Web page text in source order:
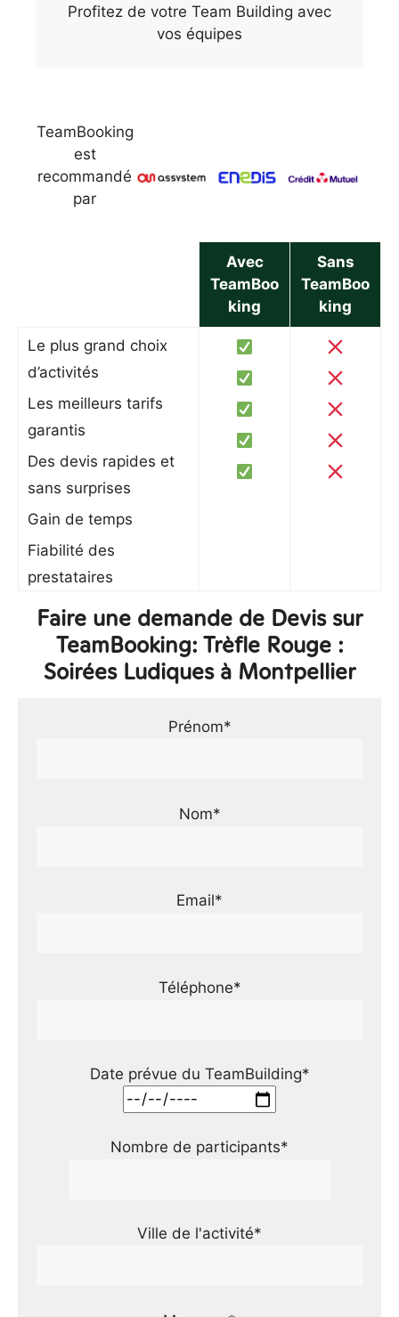
Profitez de votre Team Building avec
vos équipes
TeamBooking
est
recommandé
par
Avec
TeamBoo
king
Sans
TeamBoo
king
Le plus grand choix
d’activités
Les meilleurs tarifs
garantis
Des devis rapides et
sans surprises
Gain de temps
Fiabilité des
prestataires
Faire une demande de Devis sur
TeamBooking: Trèfle Rouge :
Soirées Ludiques à Montpellier
Prénom*
Nom*
Email*
Téléphone*
Date prévue du TeamBuilding*
Nombre de participants*
Ville de l'activité*